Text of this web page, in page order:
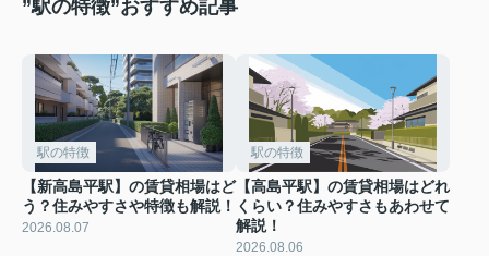
”駅の特徴”おすすめ記事
駅の特徴
【新高島平駅】の賃貸相場はど
う？住みやすさや特徴も解説！
2026.08.07
駅の特徴
【高島平駅】の賃貸相場はどれ
くらい？住みやすさもあわせて
解説！
2026.08.06